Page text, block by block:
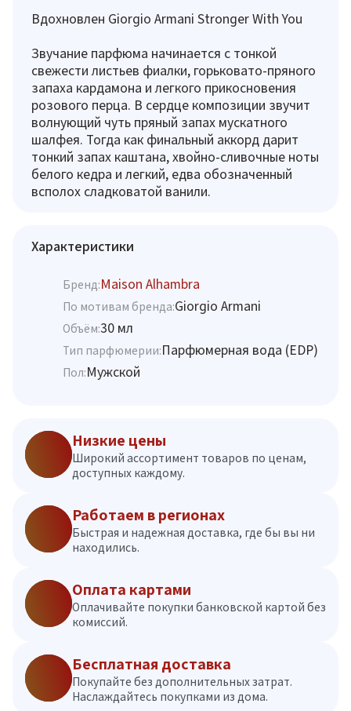
Вдохновлен Giorgio Armani Stronger With You
Звучание парфюма начинается с тонкой
свежести листьев фиалки, горьковато-пряного
запаха кардамона и легкого прикосновения
розового перца. В сердце композиции звучит
волнующий чуть пряный запах мускатного
шалфея. Тогда как финальный аккорд дарит
тонкий запах каштана, хвойно-сливочные ноты
белого кедра и легкий, едва обозначенный
всполох сладковатой ванили.
Характеристики
Бренд:Maison Alhambra
По мотивам бренда:Giorgio Armani
Объём:30 мл
Тип парфюмерии:Парфюмерная вода (EDP)
Пол:Мужской
Низкие цены
Широкий ассортимент товаров по ценам,
доступных каждому.
Работаем в регионах
Быстрая и надежная доставка, где бы вы ни
находились.
Оплата картами
Оплачивайте покупки банковской картой без
комиссий.
Бесплатная доставка
Покупайте без дополнительных затрат.
Наслаждайтесь покупками из дома.